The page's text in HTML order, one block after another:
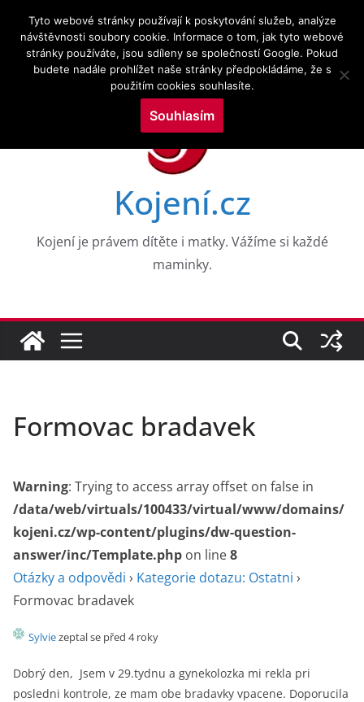
obsah
10.8.2026
Novinky: CESTY K NEROVNOSTEM V DUŠEVNÍM ZDRAVÍ
DĚTÍ V RANÉM VĚKU: DŮKAZY Z 8 VKOHORT
NAROZENÝCH
Drogy a kojení a zkoumání služeb v perinatálním
Výzkumné trendy kojení a kojenecké výživy ve
mapovací analýza
WHO PRO EVROPU, 2026
Aktuální témata v kojení a laktační medicíně
Kojení.cz
Kojení je právem dítěte i matky. Vážíme si každé
maminky.
Formovac bradavek
Warning: Trying to access array offset on false in
/data/web/virtuals/100433/virtual/www/domains/
kojeni.cz/wp-content/plugins/dw-question-
answer/inc/Template.php on line8
Otázky a odpovědi › Kategorie dotazu: Ostatni ›
Formovac bradavek
Sylviezeptal se před 4 roky
Dobrý den, Jsem v 29.tydnu a gynekolozka mi rekla pri
posledni kontrole, ze mam obe bradavky vpacene. Doporucila
Tyto webové stránky používají k poskytování služeb, analýze
návštěvnosti soubory cookie. Informace o tom, jak tyto webové
stránky používáte, jsou sdíleny se společností Google. Pokud
budete nadále prohlížet naše stránky předpokládáme, že s
použitím cookies souhlasíte.
Souhlasím